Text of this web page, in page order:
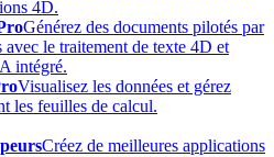
4D.
Générez des documents pilotés par
avec le traitement de texte 4D et
intégré.
Visualisez les données et gérez
les feuilles de calcul.
Créez de meilleures applications